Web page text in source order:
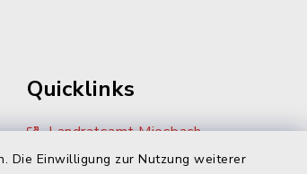
Die Einwilligung zur Nutzung weiterer
Quicklinks
Landratsamt Miesbach